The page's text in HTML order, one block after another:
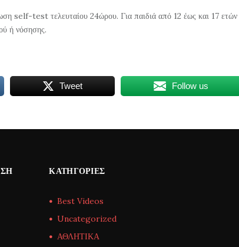
self-test τελευταίου 24ώρου. Για παιδιά από 12 έως και 17 ετών
ή νόσησης.
Tweet Follow us
ΚΑΤΗΓΟΡΊΕΣ
Best Videos
Uncategorized
ΑΘΛΗΤΙΚΑ